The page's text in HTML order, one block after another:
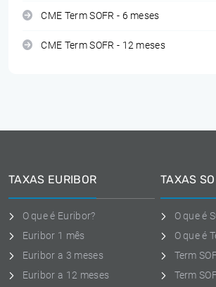
CME Term SOFR - 6 meses
CME Term SOFR - 12 meses
TAXAS EURIBOR
O que é Euribor?
Euribor 1 mês
Euribor a 3 meses
Euribor a 12 meses
TAXAS
O que é
O que é
Term
Term